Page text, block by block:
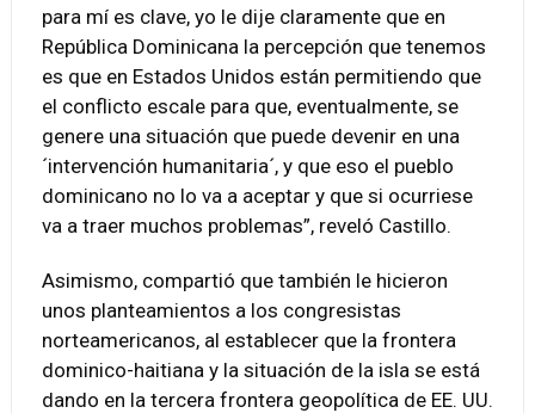
para mí es clave, yo le dije claramente que en
República Dominicana la percepción que tenemos
es que en Estados Unidos están permitiendo que
el conflicto escale para que, eventualmente, se
genere una situación que puede devenir en una
´intervención humanitaria´, y que eso el pueblo
dominicano no lo va a aceptar y que si ocurriese
va a traer muchos problemas”, reveló Castillo.
Asimismo, compartió que también le hicieron
unos planteamientos a los congresistas
norteamericanos, al establecer que la frontera
dominico-haitiana y la situación de la isla se está
dando en la tercera frontera geopolítica de EE. UU.